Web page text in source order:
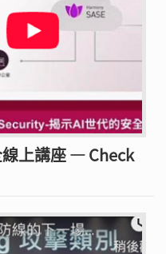
上講座 — Check